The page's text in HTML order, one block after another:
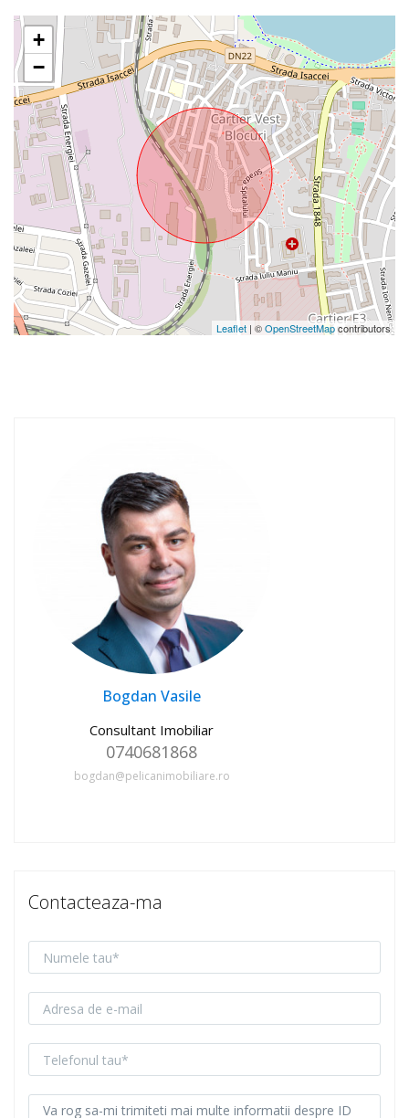
+
−
Leaflet | ©OpenStreetMapcontributors
Bogdan Vasile
Consultant Imobiliar
0740681868
bogdan@pelicanimobiliare.ro
Contacteaza-ma